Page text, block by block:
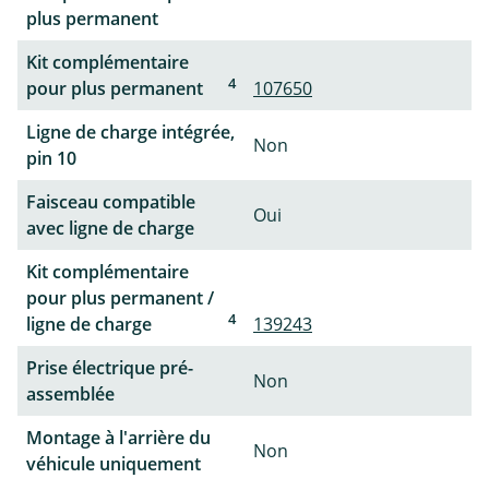
plus permanent
Kit complémentaire
pour plus permanent
4
107650
Ligne de charge intégrée,
pin 10
Non
Faisceau compatible
avec ligne de charge
Oui
Kit complémentaire
pour plus permanent /
ligne de charge
4
139243
Prise électrique pré-
assemblée
Non
Montage à l'arrière du
véhicule uniquement
Non